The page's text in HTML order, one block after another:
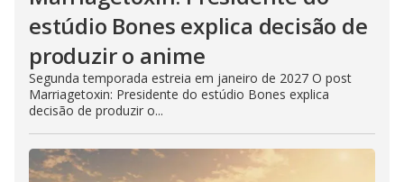
estúdio Bones explica decisão de
produzir o anime
Segunda temporada estreia em janeiro de 2027 O post
Marriagetoxin: Presidente do estúdio Bones explica
decisão de produzir o...